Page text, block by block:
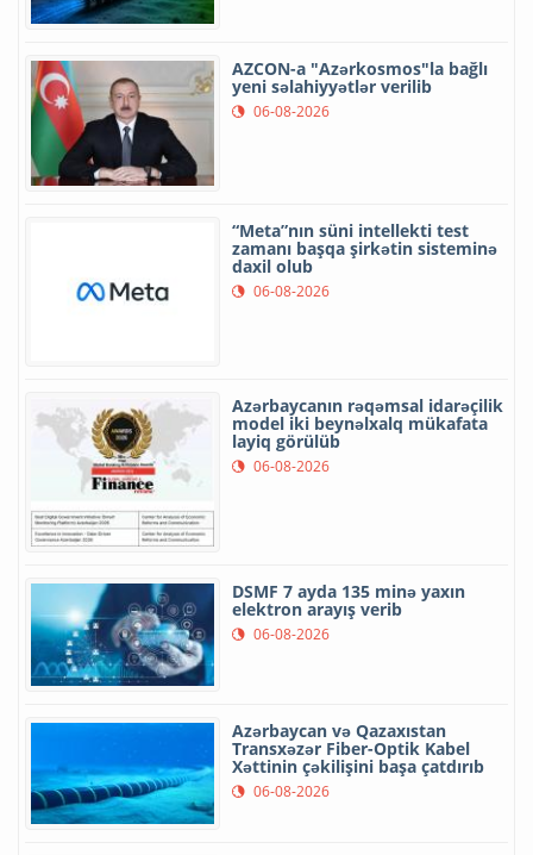
AZCON-a "Azərkosmos"la bağlı
yeni səlahiyyətlər verilib
06-08-2026
“Meta”nın süni intellekti test
zamanı başqa şirkətin sisteminə
daxil olub
06-08-2026
Azərbaycanın rəqəmsal idarəçilik
model iki beynəlxalq mükafata
layiq görülüb
06-08-2026
DSMF 7 ayda 135 minə yaxın
elektron arayış verib
06-08-2026
Azərbaycan və Qazaxıstan
Transxəzər Fiber-Optik Kabel
Xəttinin çəkilişini başa çatdırıb
06-08-2026